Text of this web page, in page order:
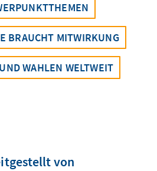
BRAUCHT MITWIRKUNG
WAHLEN WELTWEIT
von